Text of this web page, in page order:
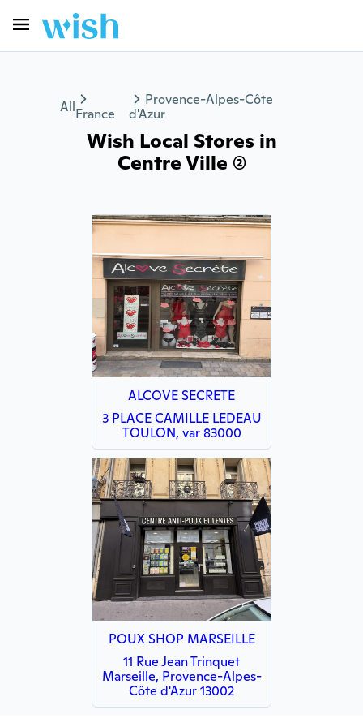
AllFrance
Provence-Alpes-Côte
d'Azur
Wish Local Stores in
Centre Ville (2)
ALCOVE SECRETE
3 PLACE CAMILLE LEDEAU
TOULON, var 83000
POUX SHOP MARSEILLE
11 Rue Jean Trinquet
Marseille, Provence-Alpes-
Côte d'Azur 13002